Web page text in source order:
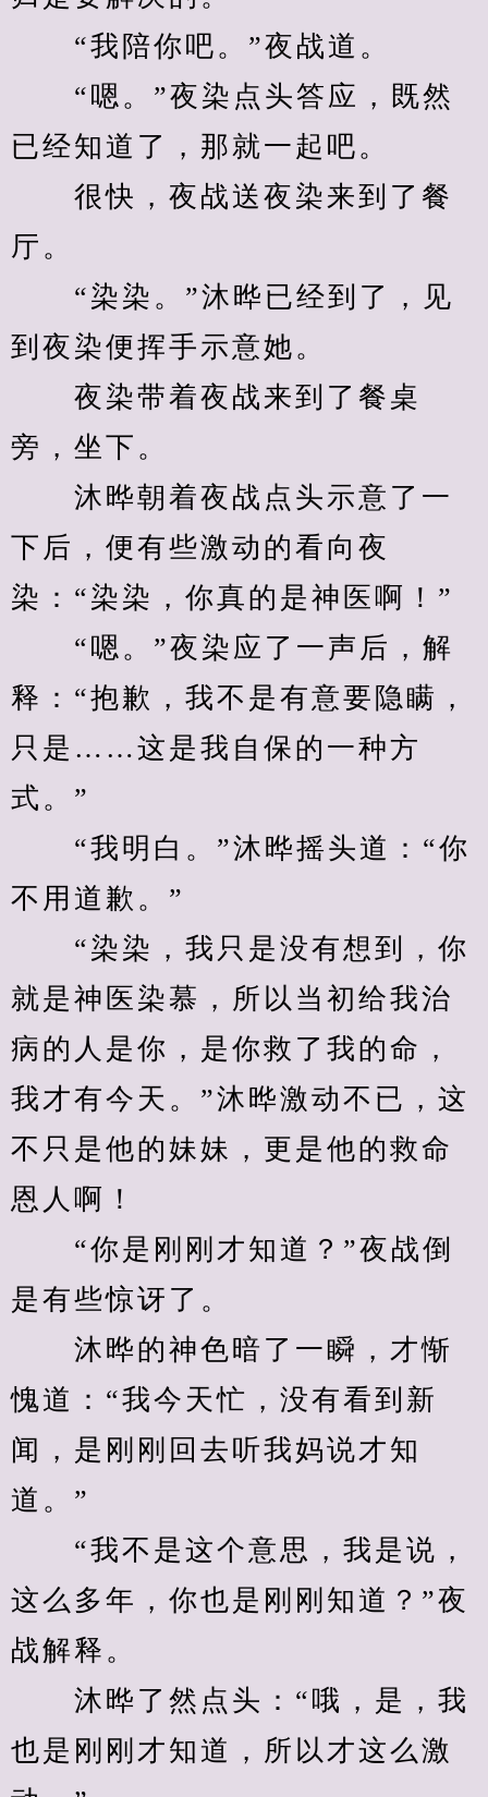
“我陪你吧。”夜战道。
“嗯。”夜染点头答应，既然
已经知道了，那就一起吧。
很快，夜战送夜染来到了餐
厅。
“染染。”沐晔已经到了，见
到夜染便挥手示意她。
夜染带着夜战来到了餐桌
旁，坐下。
沐晔朝着夜战点头示意了一
下后，便有些激动的看向夜
染：“染染，你真的是神医啊！”
“嗯。”夜染应了一声后，解
释：“抱歉，我不是有意要隐瞒，
只是……这是我自保的一种方
式。”
“我明白。”沐晔摇头道：“你
不用道歉。”
“染染，我只是没有想到，你
就是神医染慕，所以当初给我治
病的人是你，是你救了我的命，
我才有今天。”沐晔激动不已，这
不只是他的妹妹，更是他的救命
恩人啊！
“你是刚刚才知道？”夜战倒
是有些惊讶了。
沐晔的神色暗了一瞬，才惭
愧道：“我今天忙，没有看到新
闻，是刚刚回去听我妈说才知
道。”
“我不是这个意思，我是说，
这么多年，你也是刚刚知道？”夜
战解释。
沐晔了然点头：“哦，是，我
也是刚刚才知道，所以才这么激